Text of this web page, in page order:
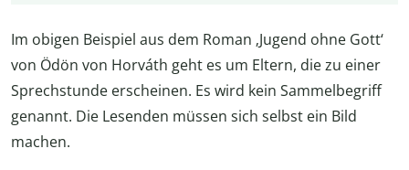
Im obigen Beispiel aus dem Roman ‚Jugend ohne Gott‘
von Ödön von Horváth geht es um Eltern, die zu einer
Sprechstunde erscheinen. Es wird kein Sammelbegriff
genannt. Die Lesenden müssen sich selbst ein Bild
machen.